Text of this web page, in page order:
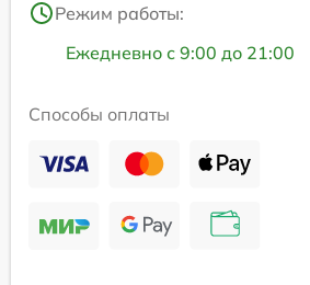
Режим работы:
Ежедневно с 9:00 до 21:00
Способы оплаты